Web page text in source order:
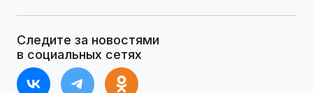
Следите за новостями
в социальных сетях